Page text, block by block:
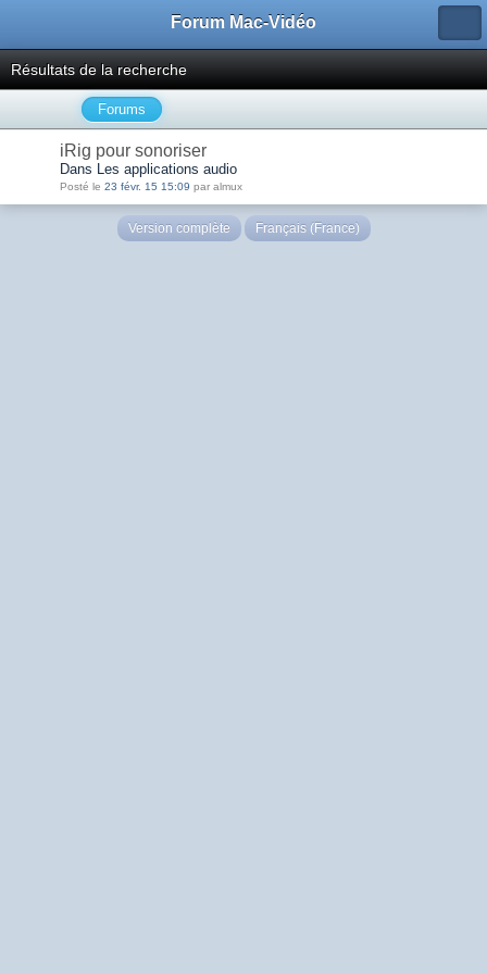
Forum Mac-Vidéo
Résultats de la recherche
Forums
iRig pour sonoriser
Dans Les applications audio
Posté le 23 févr. 15 15:09 par almux
Version complète Français (France)